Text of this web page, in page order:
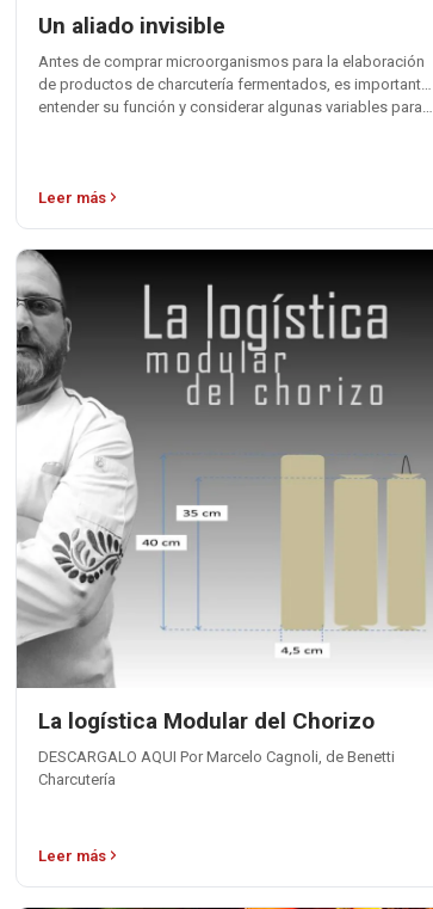
Un aliado invisible
Antes de comprar microorganismos para la elaboración
de productos de charcutería fermentados, es importante
entender su función y considerar algunas variables para…
Leer más
La logística Modular del Chorizo
DESCARGALO AQUI Por Marcelo Cagnoli, de Benetti
Charcutería
Leer más